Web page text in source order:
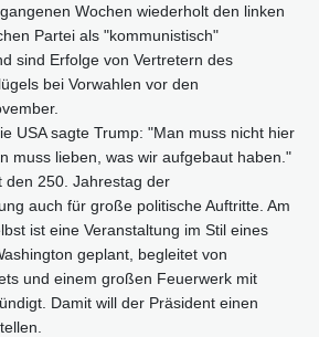
Wochen wiederholt den linken
Partei als "kommunistisch"
sind Erfolge von Vertretern des
bei Vorwahlen vor den
USA sagte Trump: "Man muss nicht hier
muss lieben, was wir aufgebaut haben."
den 250. Jahrestag der
auch für große politische Auftritte. Am
ist eine Veranstaltung im Stil eines
geplant, begleitet von
und einem großen Feuerwerk mit
Damit will der Präsident einen